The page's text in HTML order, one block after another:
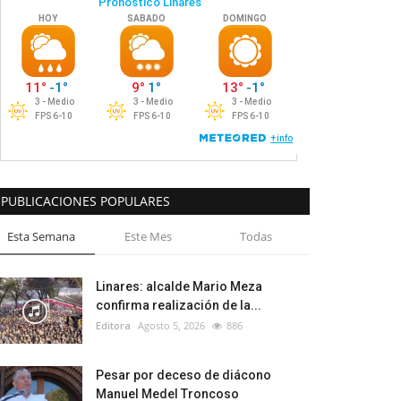
PUBLICACIONES POPULARES
Esta Semana Este Mes Todas
Linares: alcalde Mario Meza
confirma realización de la...
Editora Agosto 5, 2026 886
Pesar por deceso de diácono
Manuel Medel Troncoso